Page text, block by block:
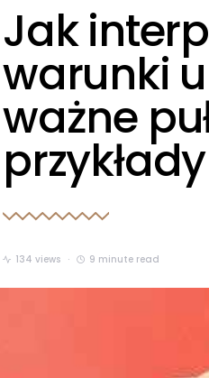
Jak
warunki
ważne
przykłady
134 views 9 minute read